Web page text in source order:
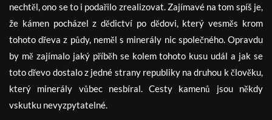
nechtěl, ono se to i podařilo zrealizovat. Zajímavé na tom spíš je,
že kámen pocházel z dědictví po dědovi, který vesměs krom
tohoto dřeva z půdy, neměl s minerály nic společného. Opravdu
by mě zajímalo jaký příběh se kolem tohoto kusu udál a jak se
toto dřevo dostalo z jedné strany republiky na druhou k člověku,
který minerály vůbec nesbíral. Cesty kamenů jsou někdy
vskutku nevyzpytatelné.